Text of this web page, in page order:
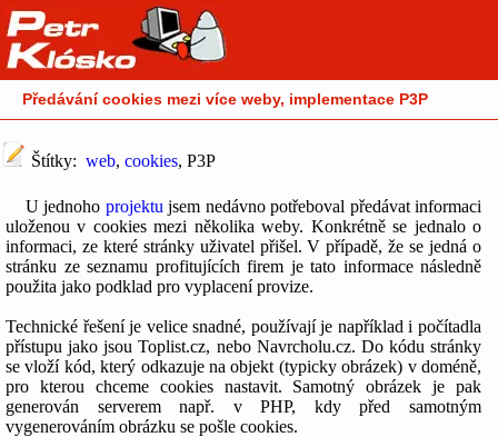
Předávání cookies mezi více weby, implementace P3P
Štítky: web, cookies, P3P
U jednoho projektu jsem nedávno potřeboval předávat informaci
uloženou v cookies mezi několika weby. Konkrétně se jednalo o
informaci, ze které stránky uživatel přišel. V případě, že se jedná o
stránku ze seznamu profitujících firem je tato informace následně
použita jako podklad pro vyplacení provize.
Technické řešení je velice snadné, používají je například i počítadla
přístupu jako jsou Toplist.cz, nebo Navrcholu.cz. Do kódu stránky
se vloží kód, který odkazuje na objekt (typicky obrázek) v doméně,
pro kterou chceme cookies nastavit. Samotný obrázek je pak
generován serverem např. v PHP, kdy před samotným
vygenerováním obrázku se pošle cookies.